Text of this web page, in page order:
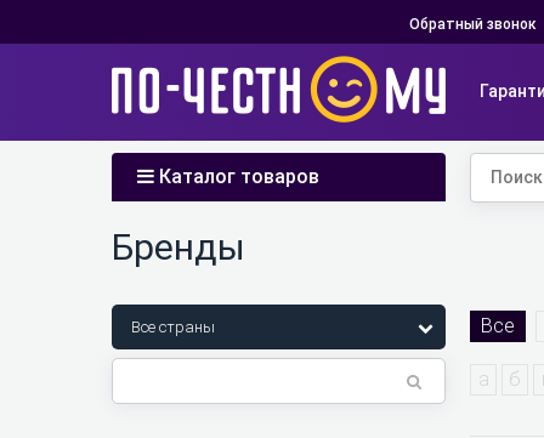
Обратный звонок
Каталог товаров
Бренды
Все
а б